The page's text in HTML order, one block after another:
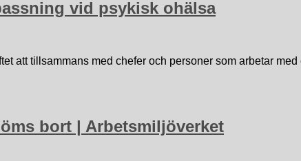
vid psykisk ohälsa
att tillsammans med chefer och personer som arbetar
bort | Arbetsmiljöverket